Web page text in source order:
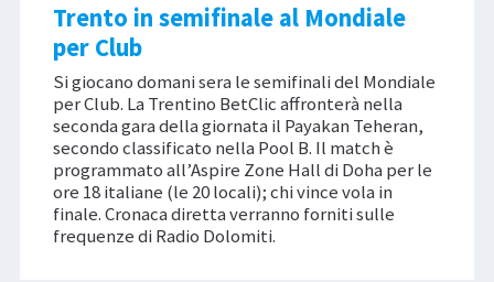
Trento in semifinale al Mondiale
per Club
Si giocano domani sera le semifinali del Mondiale
per Club. La Trentino BetClic affronterà nella
seconda gara della giornata il Payakan Teheran,
secondo classificato nella Pool B. Il match è
programmato all’Aspire Zone Hall di Doha per le
ore 18 italiane (le 20 locali); chi vince vola in
finale. Cronaca diretta verranno forniti sulle
frequenze di Radio Dolomiti.